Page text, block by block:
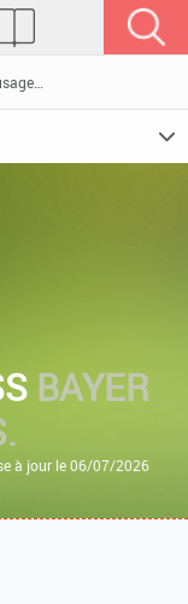
BAYER
à jour le 06/07/2026